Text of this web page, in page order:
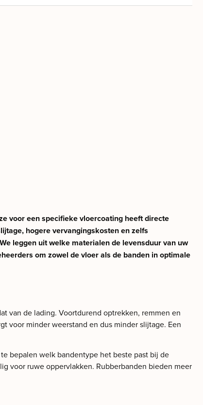
voor een specifieke vloercoating heeft directe
hogere vervangingskosten en zelfs
leggen uit welke materialen de levensduur van uw
om zowel de vloer als de banden in optimale
van de lading. Voortdurend optrekken, remmen en
voor minder weerstand en dus minder slijtage. Een
bepalen welk bandentype het beste past bij de
voor ruwe oppervlakken. Rubberbanden bieden meer